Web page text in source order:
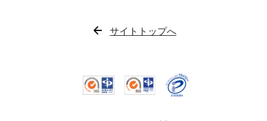
サイトトップへ